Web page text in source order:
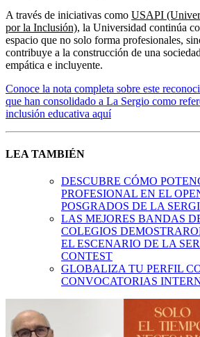
A través de iniciativas como USAPI
por la Inclusión), la Universidad continúa
espacio que no solo forma profesionales,
contribuye a la construcción de una
empática e incluyente.
Conoce la nota completa sobre este
que han consolidado a La Sergio como
inclusión educativa aquí
LEA TAMBIÉN
DESCUBRE CÓMO
PROFESIONAL EN EL
POSGRADOS DE LA
LAS MEJORES BANDAS
COLEGIOS
EL ESCENARIO DE LA
CONTEST
GLOBALIZA TU PERFIL
CONVOCATORIAS